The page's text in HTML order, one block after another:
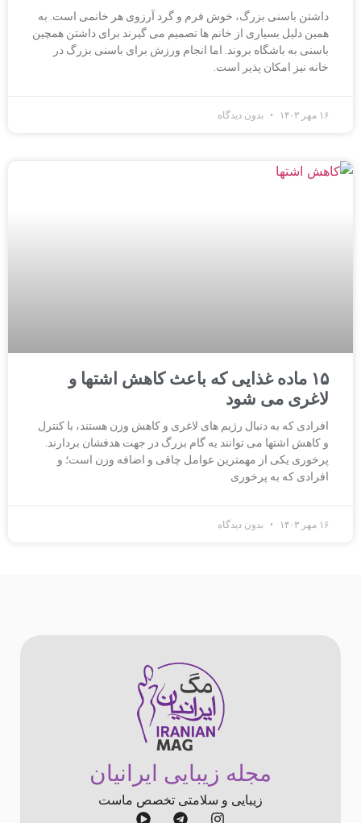
داشتن باسنی بزرگ، خوش فرم و گرد آرزوی هر خانمی است. به
همین دلیل بسیاری از خانم ها تصمیم می گیرند برای داشتن همچین
باسنی به باشگاه بروند. اما انجام ورزش برای باسنی بزرگ در
خانه نیز امکان پذیر است.
۱۶ مهر ۱۴۰۳ بدون دیدگاه
۱۵ ماده غذایی که باعث کاهش اشتها و
لاغری می شود
افرادی که به دنبال رژیم های لاغری و کاهش وزن هستند، با کنترل
و کاهش اشتها می توانند یه گام بزرگ در جهت هدفشان بردارند.
پرخوری یکی از مهمترین عوامل چاقی و اضافه وزن است؛ و
افرادی که به پرخوری
۱۶ مهر ۱۴۰۳ بدون دیدگاه
مجله زیبایی ایرانیان
زیبایی و سلامتی تخصص ماست